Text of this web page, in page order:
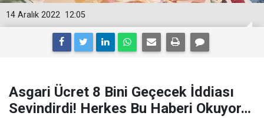
12:05
14 Aralık 2022
Asgari Ücret 8 Bini Geçecek İddiası
Sevindirdi! Herkes Bu Haberi Okuyor…